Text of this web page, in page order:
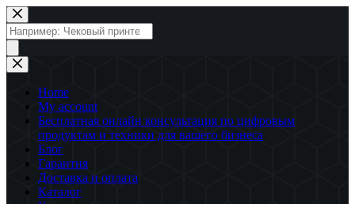
Перейти
к
сути
Поиск
товаров
Home
My account
Бесплатная онлайн консультация по цифровым
продуктам и техники для вашего бизнеса
Блог
Гарантия
Доставка и оплата
Каталог